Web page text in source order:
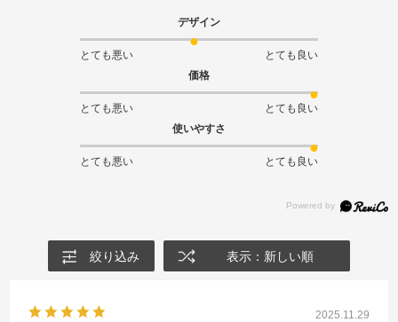
デザイン
とても悪い
とても良い
価格
とても悪い
とても良い
使いやすさ
とても悪い とても良い
絞り込み 表示：新しい順
2025.11.29